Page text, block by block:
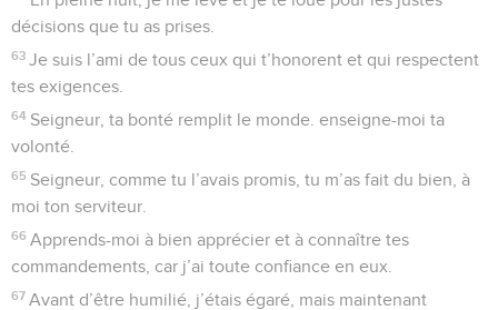
décisions que tu as prises.
63 Je suis l’ami de tous ceux qui t’honorent et qui respectent
tes exigences.
64 Seigneur, ta bonté remplit le monde. enseigne-moi ta
volonté.
65 Seigneur, comme tu l’avais promis, tu m’as fait du bien, à
moi ton serviteur.
66 Apprends-moi à bien apprécier et à connaître tes
commandements, car j’ai toute confiance en eux.
67 Avant d’être humilié, j’étais égaré, mais maintenant